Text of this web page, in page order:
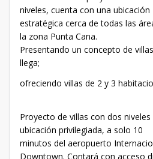
niveles, cuenta con una ubicación
estratégica cerca de todas las
la zona Punta Cana.
Presentando un concepto de
llega;
ofreciendo villas de 2 y 3
Proyecto de villas con dos
ubicación privilegiada, a solo 10
minutos del aeropuerto
Downtown. Contará con acceso